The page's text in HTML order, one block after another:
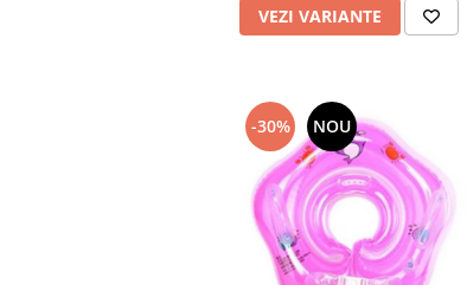
VEZI VARIANTE
-30% NOU